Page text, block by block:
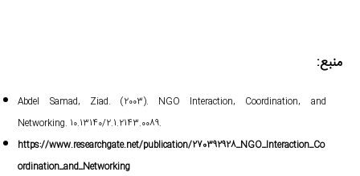
منبع:
Abdel Samad, Ziad. (2003). NGO Interaction, Coordination, and
Networking. 10.13140/2.1.2143.0089.
https://www.researchgate.net/publication/270392928_NGO_Interaction_Co
ordination_and_Networking